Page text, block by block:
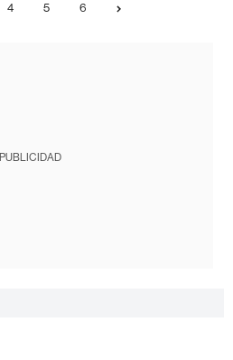
4 5 6
PUBLICIDAD